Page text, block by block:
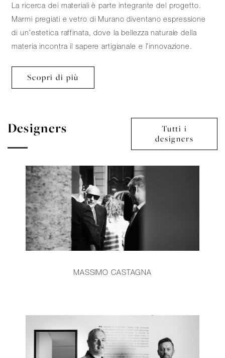
La ricerca dei materiali è parte integrante del progetto.
Marmi pregiati e vetro di Murano diventano espressione
di un’estetica raffinata, dove la bellezza naturale della
materia incontra il sapere artigianale e l’innovazione.
Scopri di più
Designers
Tutti i
designers
MASSIMO CASTAGNA